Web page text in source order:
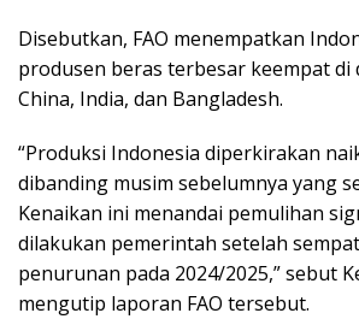
Disebutkan, FAO menempatkan
produsen beras terbesar keempat di
China, India, dan Bangladesh.
“Produksi Indonesia diperkirakan
dibanding musim sebelumnya yang
Kenaikan ini menandai pemulihan
dilakukan pemerintah setelah
penurunan pada 2024/2025,” sebut
mengutip laporan FAO tersebut.